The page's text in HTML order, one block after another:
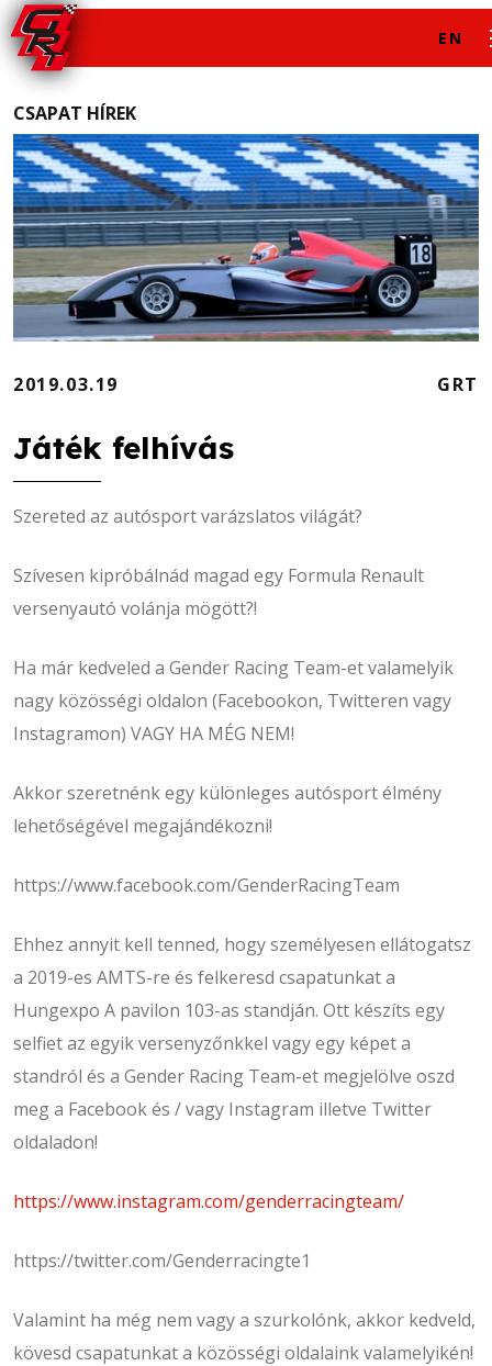
EN
CSAPAT HÍREK
2019.03.19 GRT
Játék felhívás
Szereted az autósport varázslatos világát?
Szívesen kipróbálnád magad egy Formula Renault
versenyautó volánja mögött?!
Ha már kedveled a Gender Racing Team-et valamelyik
nagy közösségi oldalon (Facebookon, Twitteren vagy
Instagramon) VAGY HA MÉG NEM!
Akkor szeretnénk egy különleges autósport élmény
lehetőségével megajándékozni!
https://www.facebook.com/GenderRacingTeam
Ehhez annyit kell tenned, hogy személyesen ellátogatsz
a 2019-es AMTS-re és felkeresd csapatunkat a
Hungexpo A pavilon 103-as standján. Ott készíts egy
selfiet az egyik versenyzőnkkel vagy egy képet a
standról és a Gender Racing Team-et megjelölve oszd
meg a Facebook és / vagy Instagram illetve Twitter
oldaladon!
https://www.instagram.com/genderracingteam/
https://twitter.com/Genderracingte1
Valamint ha még nem vagy a szurkolónk, akkor kedveld,
kövesd csapatunkat a közösségi oldalaink valamelyikén!